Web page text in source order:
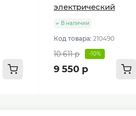
электрический
В наличии
Код товара: 210490
10 611 р -10%
9 550 р